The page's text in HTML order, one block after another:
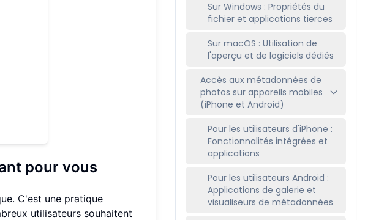
pour vous
C'est une pratique
utilisateurs souhaitent
Sur Windows : Propriétés du
fichier et applications tierces
Sur macOS : Utilisation de
l'aperçu et de logiciels dédiés
Accès aux métadonnées de
photos sur appareils mobiles
(iPhone et Android)
Pour les utilisateurs d'iPhone :
Fonctionnalités intégrées et
applications
Pour les utilisateurs Android :
Applications de galerie et
visualiseurs de métadonnées